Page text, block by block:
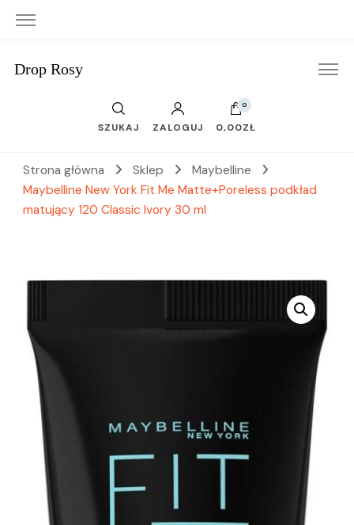
Drop Rosy
SZUKAJ ZALOGUJ
0
0,00ZŁ
Strona główna Sklep
Maybelline
Maybelline New York Fit Me Matte+Poreless podkład
matujący 120 Classic Ivory 30 ml